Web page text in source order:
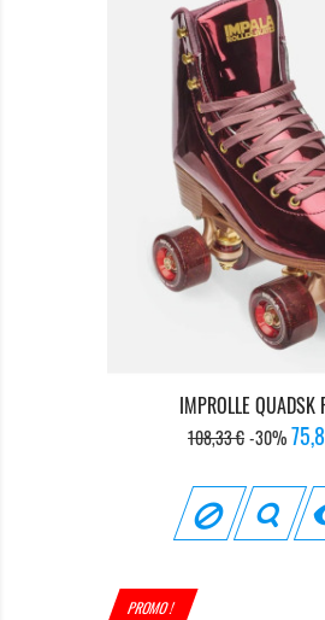
IMPROLLE QUADSK
Prix
base
108,33 €-30%Prix
PROMO !